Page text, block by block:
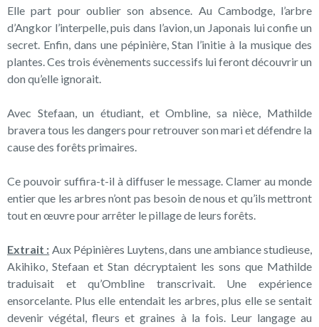
Elle part pour oublier son absence. Au Cambodge, l’arbre
d’Angkor l’interpelle, puis dans l’avion, un Japonais lui confie un
secret. Enfin, dans une pépinière, Stan l’initie à la musique des
plantes. Ces trois évènements successifs lui feront découvrir un
don qu’elle ignorait.
Avec Stefaan, un étudiant, et Ombline, sa nièce, Mathilde
bravera tous les dangers pour retrouver son mari et défendre la
cause des forêts primaires.
Ce pouvoir suffira-t-il à diffuser le message. Clamer au monde
entier que les arbres n’ont pas besoin de nous et qu’ils mettront
tout en œuvre pour arrêter le pillage de leurs forêts.
Extrait : Aux Pépinières Luytens, dans une ambiance studieuse,
Akihiko, Stefaan et Stan décryptaient les sons que Mathilde
traduisait et qu’Ombline transcrivait. Une expérience
ensorcelante. Plus elle entendait les arbres, plus elle se sentait
devenir végétal, fleurs et graines à la fois. Leur langage au